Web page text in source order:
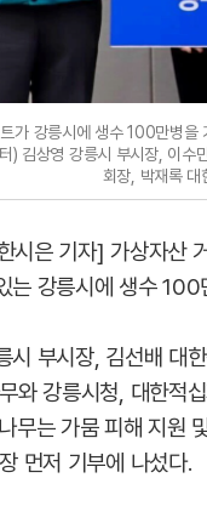
가 강릉시에 생수 100만병을
) 김상영 강릉시 부시장, 이수
회장, 박재록
시은 기자] 가상자산
는 강릉시에 생수
시 부시장, 김선배 대
와 강릉시청, 대한적
무는 가뭄 피해 지원
먼저 기부에 나섰다.